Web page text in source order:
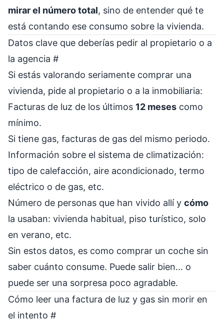
mirar el número total, sino de entender qué te
está contando ese consumo sobre la vivienda.
Datos clave que deberías pedir al propietario o a
la agencia #
Si estás valorando seriamente comprar una
vivienda, pide al propietario o a la inmobiliaria:
Facturas de luz de los últimos 12 meses como
mínimo.
Si tiene gas, facturas de gas del mismo periodo.
Información sobre el sistema de climatización:
tipo de calefacción, aire acondicionado, termo
eléctrico o de gas, etc.
Número de personas que han vivido allí y cómo
la usaban: vivienda habitual, piso turístico, solo
en verano, etc.
Sin estos datos, es como comprar un coche sin
saber cuánto consume. Puede salir bien… o
puede ser una sorpresa poco agradable.
Cómo leer una factura de luz y gas sin morir en
el intento #